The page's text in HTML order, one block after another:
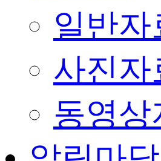
일반자
사진자
동영상